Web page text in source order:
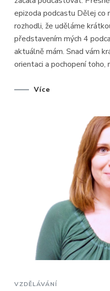
epizoda podcastu Dělej co
rozhodli, že uděláme
představením mých 4
aktuálně mám. Snad vám
orientaci a pochopení toho,
Více
VZDĚLÁVÁNÍ